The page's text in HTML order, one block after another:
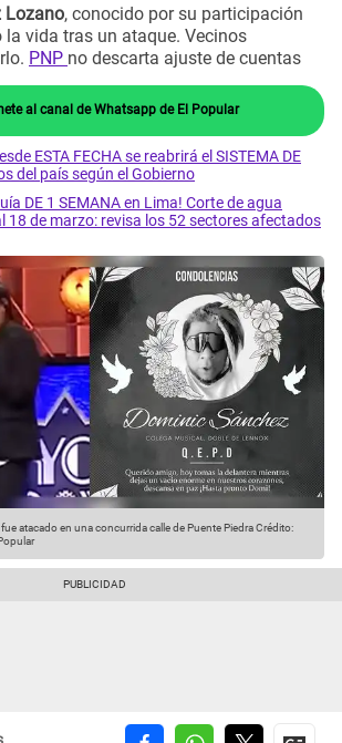
Lozano, conocido por su participación
la vida tras un ataque. Vecinos
PNP no descarta ajuste de cuentas
al canal de Whatsapp de El Popular
ESTA FECHA se reabrirá el SISTEMA DE
del país según el Gobierno
DE 1 SEMANA en Lima! Corte de agua
18 de marzo: revisa los 52 sectores afectados
atacado en una concurrida calle de Puente PiedraCrédito: